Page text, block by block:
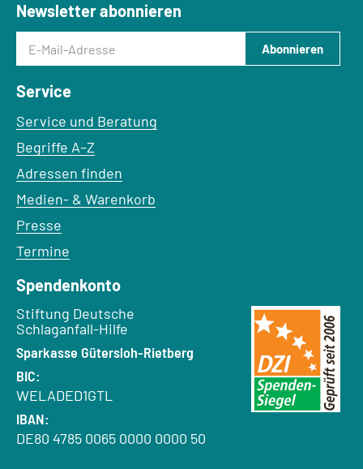
Newsletter abonnieren
E-Mail-Adresse
Abonnieren
Service
Service und Beratung
Begriffe A–Z
Adressen finden
Medien- & Warenkorb
Presse
Termine
Spendenkonto
Empfänger:
Stiftung Deutsche
Schlaganfall-Hilfe
Bank:
Sparkasse Gütersloh-Rietberg
BIC:
WELADED1GTL
IBAN:
DE80 4785 0065 0000 0000 50